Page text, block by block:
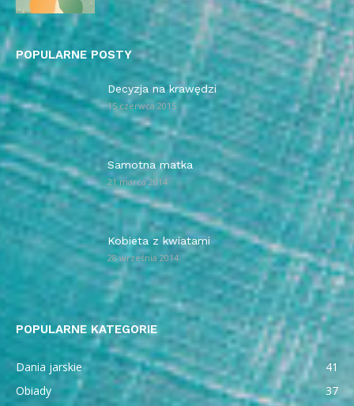
POPULARNE POSTY
Decyzja na krawędzi
15 czerwca 2015
Samotna matka
21 marca 2014
Kobieta z kwiatami
28 września 2014
POPULARNE KATEGORIE
Dania jarskie
41
Obiady
37